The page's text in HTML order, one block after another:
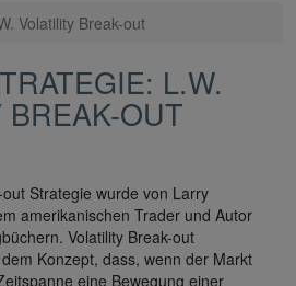
Volatility Break-out
L.W.
OUT
Strategie wurde von Larry
amerikanischen Trader und Autor
Volatility Break-out
Konzept, dass, wenn der Markt
eine Bewegung einer